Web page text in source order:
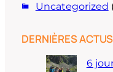
Uncategorized
DERNIÈRES ACTUS
6